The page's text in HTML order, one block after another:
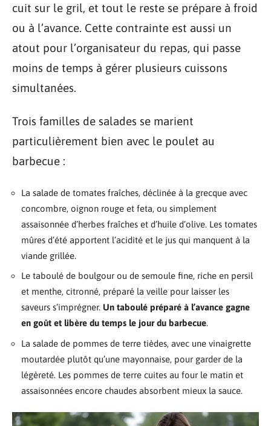
cuit sur le gril, et tout le reste se prépare à froid
ou à l’avance. Cette contrainte est aussi un
atout pour l’organisateur du repas, qui passe
moins de temps à gérer plusieurs cuissons
simultanées.
Trois familles de salades se marient
particulièrement bien avec le poulet au
barbecue :
La salade de tomates fraîches, déclinée à la grecque avec
concombre, oignon rouge et feta, ou simplement
assaisonnée d’herbes fraîches et d’huile d’olive. Les tomates
mûres d’été apportent l’acidité et le jus qui manquent à la
viande grillée.
Le taboulé de boulgour ou de semoule fine, riche en persil
et menthe, citronné, préparé la veille pour laisser les
saveurs s’imprégner. Un taboulé préparé à l’avance gagne
en goût et libère du temps le jour du barbecue.
La salade de pommes de terre tièdes, avec une vinaigrette
moutardée plutôt qu’une mayonnaise, pour garder de la
légèreté. Les pommes de terre cuites au four le matin et
assaisonnées encore chaudes absorbent mieux la sauce.